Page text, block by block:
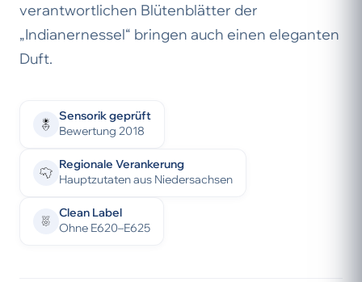
verantwortlichen Blütenblätter der
„Indianernessel“ bringen auch einen eleganten
Duft.
Sensorik geprüft
Bewertung 2018
Regionale Verankerung
Hauptzutaten aus Niedersachsen
Clean Label
Ohne E620–E625